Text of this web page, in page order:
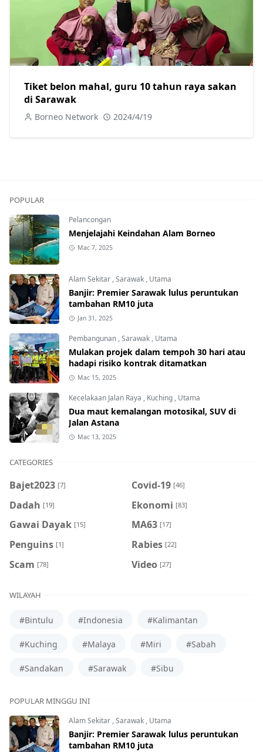
Tiket belon mahal, guru 10 tahun raya sakan
di Sarawak
Borneo Network 2024/4/19
POPULAR
Pelancongan
Menjelajahi Keindahan Alam Borneo
Mac 7, 2025
Alam Sekitar ,Sarawak , Utama
Banjir: Premier Sarawak lulus peruntukan
tambahan RM10 juta
Jan 31, 2025
Pembangunan ,Sarawak , Utama
Mulakan projek dalam tempoh 30 hari atau
hadapi risiko kontrak ditamatkan
Mac 15, 2025
Kecelakaan Jalan Raya , Kuching , Utama
Dua maut kemalangan motosikal, SUV di
Jalan Astana
Mac 13, 2025
CATEGORIES
Bajet2023 [7] Covid-19 [46]
Dadah [19] Ekonomi [83]
Gawai Dayak [15] MA63 [17]
Penguins [1] Rabies [22]
Scam [78] Video [27]
WILAYAH
#Bintulu #Indonesia #Kalimantan
#Kuching #Malaya #Miri #Sabah
#Sandakan #Sarawak #Sibu
POPULAR MINGGU INI
Alam Sekitar,Sarawak, Utama
Banjir: Premier Sarawak lulus peruntukan
tambahan RM10 juta